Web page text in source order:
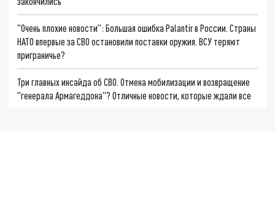
"Очень плохие новости": Большая ошибка Palantir в России. Страны
НАТО впервые за СВО остановили поставки оружия. ВСУ теряют
приграничье?
Три главных инсайда об СВО. Отмена мобилизации и возвращение
"генерала Армагеддона"? Отличные новости, которые ждали все